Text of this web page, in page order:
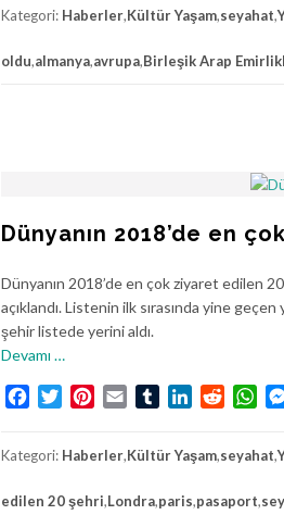
k
i
Kategori: Haberler,Kültür Yaşam,seyahat,
oldu,almanya,avrupa,Birleşik Arap
Dünyanın 2018’de en
Dünyanın 2018’de en çok ziyaret edilen
açıklandı. Listenin ilk sırasında yine
şehir listede yerini aldı.
Devamı h
k
ı
d
…
FacebookTwitterPinterest
Email TumblrLinkedInReddit
Kategori: Haberler,Kültür Yaşam,seyahat,
edilen 20 şehri,Londra,paris,pasaport,